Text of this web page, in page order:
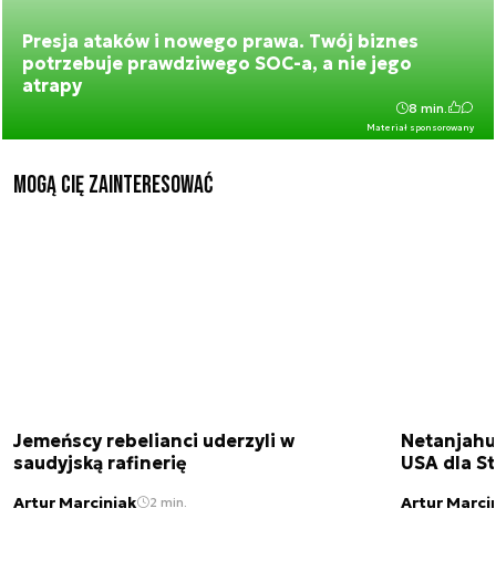
Presja ataków i nowego prawa. Twój biznes
potrzebuje prawdziwego SOC-a, a nie jego
atrapy
Materiał sponsorowany
8 min.
Mogą Cię zainteresować
Jemeńscy rebelianci uderzyli w
saudyjską rafinerię
Artur Marciniak 2 min.
USA dla
Artur